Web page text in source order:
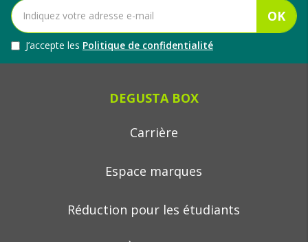
OK
J’accepte les Politique de confidentialité
DEGUSTA BOX
Carrière
Espace marques
Réduction pour les étudiants